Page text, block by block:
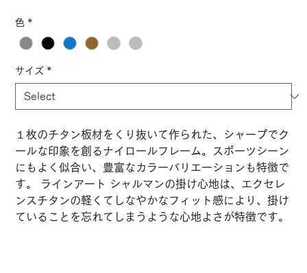
色 *
サイズ *
１枚のチタン板材をくり抜いて作られた、シャープでク
ールな印象を創るナイロールフレーム。スポーツシーン
にもよく似合い、豊富なカラーバリエーションも特徴で
す。 ラインアート シャルマンの掛け心地は、エクセレ
ンスチタンの軽くてしなやかなフィット感により、掛け
ていることを忘れてしまうような心地よさが特徴です。